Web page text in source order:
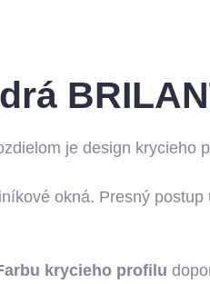
je design krycieho
okná. Presný postup
krycieho profilu